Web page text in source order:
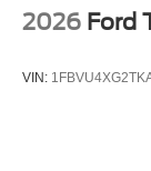
2026 Ford
VIN: